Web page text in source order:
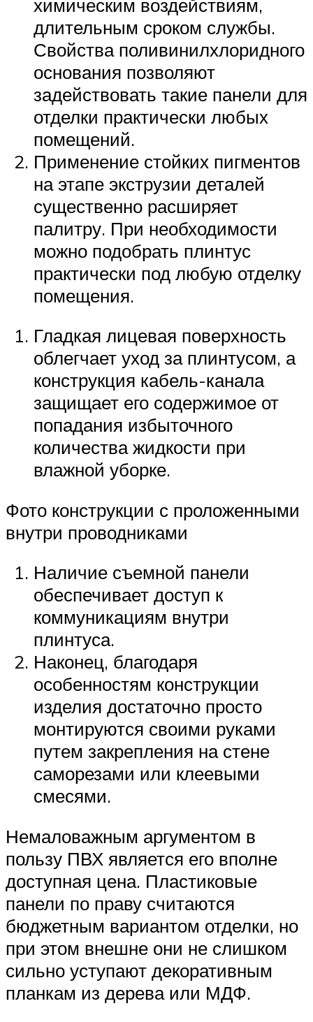
химическим воздействиям,
длительным сроком службы.
Свойства поливинилхлоридного
основания позволяют
задействовать такие панели для
отделки практически любых
помещений.
Применение стойких пигментов
на этапе экструзии деталей
существенно расширяет
палитру. При необходимости
можно подобрать плинтус
практически под любую отделку
помещения.
Гладкая лицевая поверхность
облегчает уход за плинтусом, а
конструкция кабель-канала
защищает его содержимое от
попадания избыточного
количества жидкости при
влажной уборке.
Фото конструкции с проложенными
внутри проводниками
Наличие съемной панели
обеспечивает доступ к
коммуникациям внутри
плинтуса.
Наконец, благодаря
особенностям конструкции
изделия достаточно просто
монтируются своими руками
путем закрепления на стене
саморезами или клеевыми
смесями.
Немаловажным аргументом в
пользу ПВХ является его вполне
доступная цена. Пластиковые
панели по праву считаются
бюджетным вариантом отделки, но
при этом внешне они не слишком
сильно уступают декоративным
планкам из дерева или МДФ.